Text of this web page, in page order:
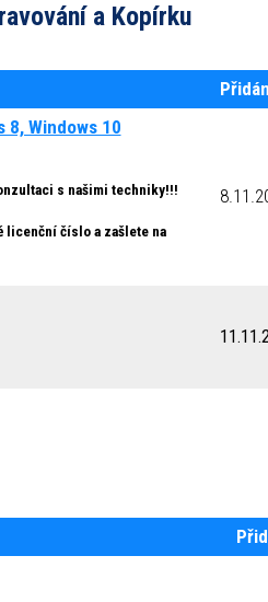
a Kopírku
8, Windows 10
s našimi techniky!!!
licenční číslo a zašlete na